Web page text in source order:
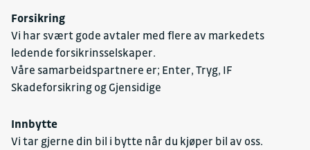
Forsikring
Vi har svært gode avtaler med flere av markedets
ledende forsikrinsselskaper.
Våre samarbeidspartnere er; Enter, Tryg, IF
Skadeforsikring og Gjensidige
Innbytte
Vi tar gjerne din bil i bytte når du kjøper bil av oss.